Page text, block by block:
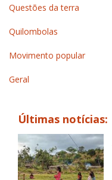
Questões da terra
Quilombolas
Movimento popular
Geral
Últimas notícias: